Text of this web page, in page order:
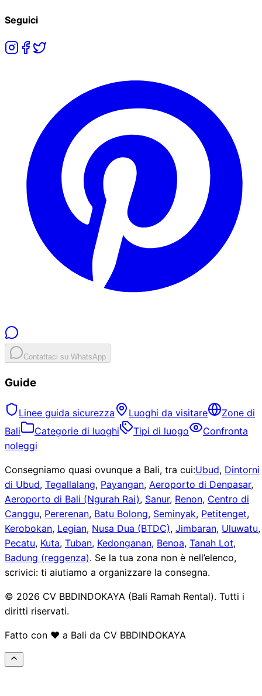
Seguici
Contattaci su WhatsApp
Guide
Linee guida sicurezza Luoghi da visitare
Zone di
Bali
Categorie di luoghi Tipi di luogo
Confronta
noleggi
Consegniamo quasi ovunque a Bali, tra cui:Ubud, Dintorni
di Ubud, Tegallalang, Payangan, Aeroporto di Denpasar,
Aeroporto di Bali (Ngurah Rai), Sanur, Renon, Centro di
Canggu, Pererenan, Batu Bolong, Seminyak, Petitenget,
Kerobokan, Legian, Nusa Dua (BTDC), Jimbaran, Uluwatu,
Pecatu, Kuta, Tuban, Kedonganan, Benoa, Tanah Lot,
Badung (reggenza). Se la tua zona non è nell’elenco,
scrivici: ti aiutiamo a organizzare la consegna.
© 2026 CV BBDINDOKAYA (Bali Ramah Rental). Tutti i
diritti riservati.
Fatto con ❤️ a Bali da CV BBDINDOKAYA